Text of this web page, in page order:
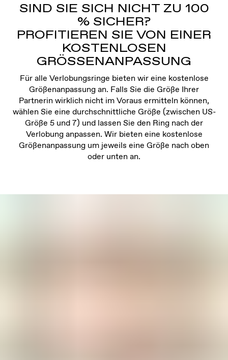
SIND SIE SICH NICHT ZU 100
% SICHER?
PROFITIEREN SIE VON EINER
KOSTENLOSEN
GRÖSSENANPASSUNG
Für alle Verlobungsringe bieten wir eine kostenlose
Größenanpassung an. Falls Sie die Größe Ihrer
Partnerin wirklich nicht im Voraus ermitteln können,
wählen Sie eine durchschnittliche Größe (zwischen US-
Größe 5 und 7) und lassen Sie den Ring nach der
Verlobung anpassen. Wir bieten eine kostenlose
Größenanpassung um jeweils eine Größe nach oben
oder unten an.